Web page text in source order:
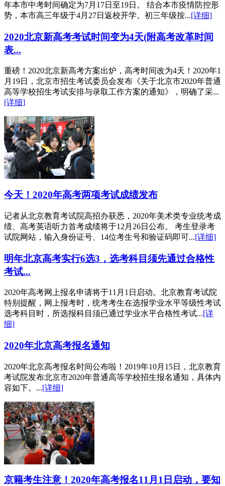
年本市中考时间确定为7月17日至19日。 结合本市疫情防控形
势，本市高三年级于4月27日返校开学。初三年级按...[详细]
2020北京新高考考试时间变为4天(附高考改革时间
表...
重磅！2020北京新高考方案出炉，高考时间改为4天！2020年1
月19日，北京市招生考试委员会发布《关于北京市2020年普通
高等学校招生考试安排与录取工作方案的通知》，明确了采...
[详细]
今天！2020年高考两项考试成绩发布
记者从北京教育考试院高招办获悉，2020年美术类专业统考成
绩、高考英语听力首考成绩将于12月26日公布。 考生登录考
试院网站，输入身份证号、14位考生号和验证码即可...[详细]
明年北京高考实行6选3，选考科目须先通过合格性
考试...
2020年高考网上报名申请将于11月1日启动。北京教育考试院
特别提醒，网上报考时，统考考生在选报学业水平等级性考试
选考科目时，所选报科目须已通过学业水平合格性考试...[详
细]
2020年北京高考报名通知
2020年北京高考报名时间公布啦！2019年10月15日，北京教育
考试院发布北京市2020年普通高等学校招生报名通知，具体内
容如下。...[详细]
京籍考生注意！2020年高考报名11月1日启动，要知